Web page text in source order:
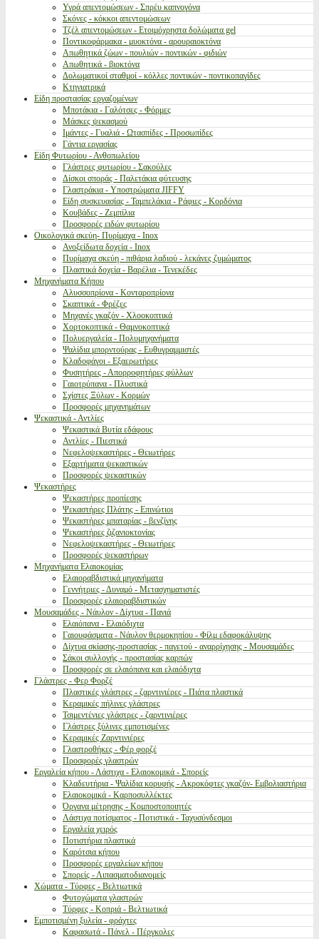
Υγρά απεντομώσεων - Σπρέυ καπνογόνα
Σκόνες - κόκκοι απεντομώσεων
Τζέλ απεντομώσεων - Ετοιμόχρηστα δολώματα gel
Ποντικοφάρμακα - μυοκτόνα - αρουραιοκτόνα
Απωθητικά ζώων - πουλιών - ποντικών - φιδιών
Απωθητικά - βιοκτόνα
Δολωματικοί σταθμοί - κόλλες ποντικών - ποντικοπαγίδες
Κτηνιατρικά
Είδη προστασίας εργαζομένων
Μποτάκια - Γαλότσες - Φόρμες
Μάσκες ψεκασμού
Ιμάντες - Γυαλιά - Ωτασπίδες - Προσωπίδες
Γάντια εργασίας
Είδη Φυτωρίου - Ανθοπωλείου
Γλάστρες φυτωρίου - Σακούλες
Δίσκοι σποράς - Παλετάκια φύτευσης
Γλαστράκια - Υποστρώματα JIFFY
Είδη συσκευασίας - Ταμπελάκια - Ράφιες - Κορδόνια
Κουβάδες - Ζεμπίλια
Προσφορές ειδών φυτωρίου
Οικολογικά σκεύη- Πυρίμαχα - Inox
Ανοξείδωτα δοχεία - Inox
Πυρίμαχα σκεύη - πιθάρια λαδιού - λεκάνες ζυμώματος
Πλαστικά δοχεία - Βαρέλια - Τενεκέδες
Μηχανήματα Κήπου
Αλυσσοπρίονα - Κονταροπρίονα
Σκαπτικά - Φρέζες
Μηχανές γκαζόν - Χλοοκοπτικά
Χορτοκοπτικά - Θαμνοκοπτικά
Πολυεργαλεία - Πολυμηχανήματα
Ψαλίδια μπορντούρας - Ευθυγραμμιστές
Κλαδοφάγοι - Εξαερωτήρες
Φυσητήρες - Απορροφητήρες φύλλων
Γαιοτρύπανα - Πλυστικά
Σχίστες Ξύλων - Κορμών
Προσφορές μηχανημάτων
Ψεκαστικά - Αντλίες
Ψεκαστικά Βυτία εδάφους
Αντλίες - Πιεστικά
Νεφελοψεκαστήρες - Θειωτήρες
Εξαρτήματα ψεκαστικών
Προσφορές ψεκαστικών
Ψεκαστήρες
Ψεκαστήρες προπίεσης
Ψεκαστήρες Πλάτης - Επινώτιοι
Ψεκαστήρες μπαταρίας - βενζίνης
Ψεκαστήρες ζιζανιοκτονίας
Νεφελοψεκαστήρες - Θειωτήρες
Προσφορές ψεκαστήρων
Μηχανήματα Ελαιοκομίας
Ελαιοραβδιστικά μηχανήματα
Γεννήτριες - Δυναμό - Μετασχηματιστές
Προσφορές ελαιοραβδιστικών
Μουσαμάδες - Νάυλον - Δίχτυα - Πανιά
Ελαιόπανα - Ελαιόδιχτα
Γαιουφάσματα - Νάυλον θερμοκηπίου - Φίλμ εδαφοκάλυψης
Δίχτυα σκίασης-προστασίας - παγετού - αναρρίχησης - Μουσαμάδες
Σάκοι συλλογής - προστασίας καρπών
Προσφορές σε ελαιόπανα και ελαιόδιχτα
Γλάστρες - Φερ Φορζέ
Πλαστικές γλάστρες - ζαρντινιέρες - Πιάτα πλαστικά
Κεραμικές πήλινες γλάστρες
Τσιμεντένιες γλάστρες - ζαρντινιέρες
Γλάστρες ξύλινες εμποτισμένες
Κεραμικές Ζαρντινιέρες
Γλαστροθήκες - Φέρ φορζέ
Προσφορές γλαστρών
Εργαλεία κήπου - Λάστιχα - Ελαιοκομικά - Σπορείς
Κλαδευτήρια - Ψαλίδια κορυφής - Ακροκόφτες γκαζόν- Εμβολιαστήρια
Ελαιοκομικά - Καρποσυλλέκτες
Όργανα μέτρησης - Κομποστοποιητές
Λάστιχα ποτίσματος - Ποτιστικά - Ταχυσύνδεσμοι
Εργαλεία χειρός
Ποτιστήρια πλαστικά
Καρότσια κήπου
Προσφορές εργαλείων κήπου
Σπορείς - Λιπασματοδιανομείς
Χώματα - Τύρφες - Βελτιωτικά
Φυτοχώματα γλαστρών
Τύρφες - Κοπριά - Βελτιωτικά
Εμποτισμένη ξυλεία - φράχτες
Καφασωτά - Πάνελ - Πέργκολες